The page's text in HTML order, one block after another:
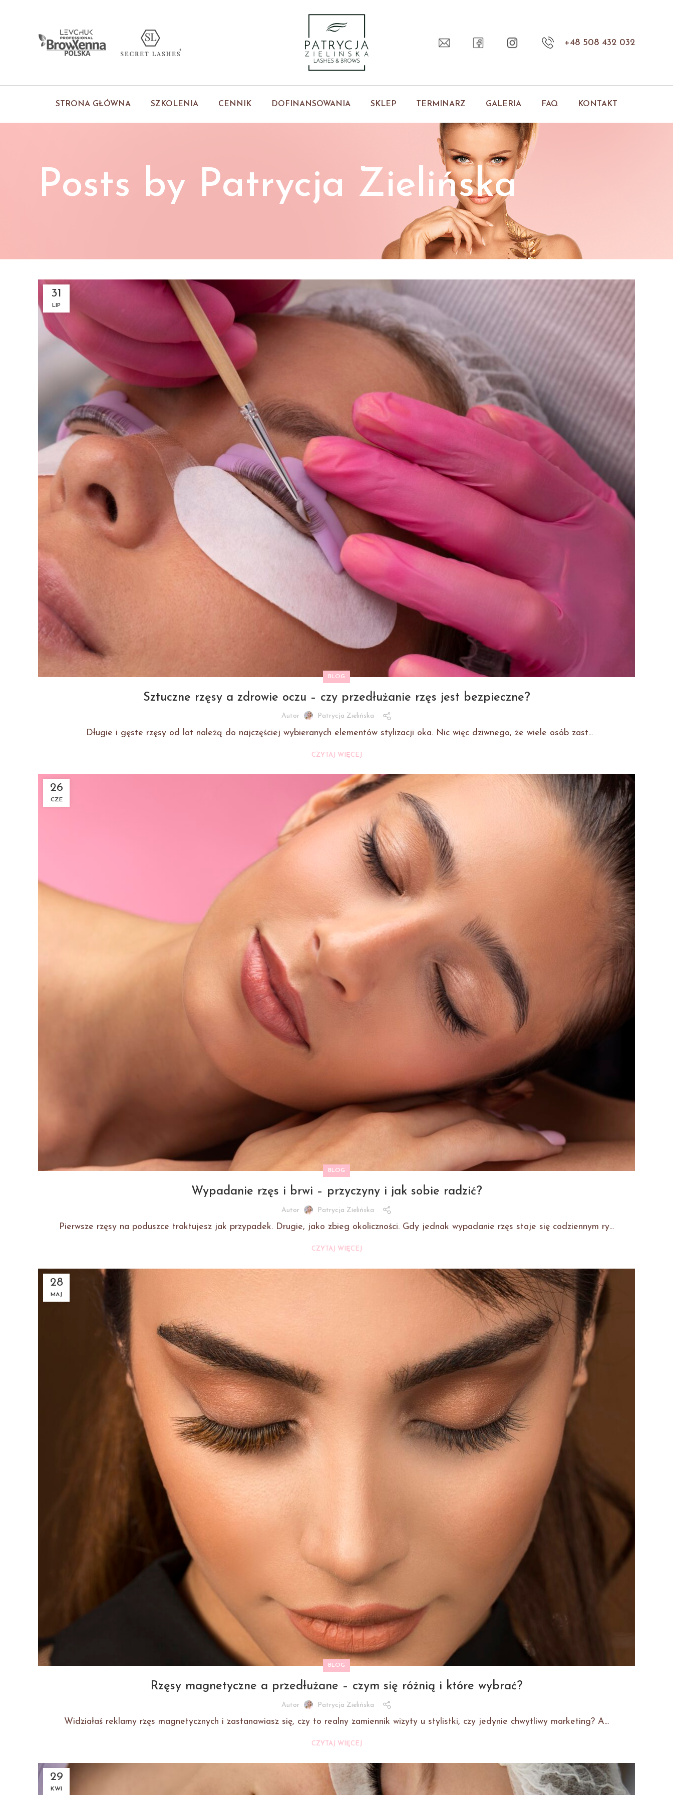
+48 508 432 032
STRONA GŁÓWNA SZKOLENIA CENNIK DOFINANSOWANIA SKLEP TERMINARZ GALERIA FAQ KONTAKT
Posts by Patrycja Zielińska
31
LIP
BLOG
Sztuczne rzęsy a zdrowie oczu – czy przedłużanie rzęs jest bezpieczne?
Autor Patrycja Zielińska
Długie i gęste rzęsy od lat należą do najczęściej wybieranych elementów stylizacji oka. Nic więc dziwnego, że wiele osób zast...
CZYTAJ WIĘCEJ
26
CZE
BLOG
Wypadanie rzęs i brwi – przyczyny i jak sobie radzić?
Autor Patrycja Zielińska
Pierwsze rzęsy na poduszce traktujesz jak przypadek. Drugie, jako zbieg okoliczności. Gdy jednak wypadanie rzęs staje się codziennym ry...
CZYTAJ WIĘCEJ
28
MAJ
BLOG
Rzęsy magnetyczne a przedłużane – czym się różnią i które wybrać?
Autor Patrycja Zielińska
Widziałaś reklamy rzęs magnetycznych i zastanawiasz się, czy to realny zamiennik wizyty u stylistki, czy jedynie chwytliwy marketing? A...
CZYTAJ WIĘCEJ
29
KWI